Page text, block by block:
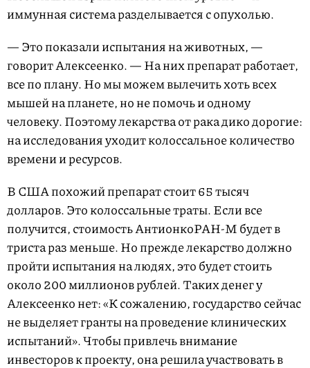
иммунная система разделывается с опухолью.
— Это показали испытания на животных, —
говорит Алексеенко. — На них препарат работает,
все по плану. Но мы можем вылечить хоть всех
мышей на планете, но не помочь и одному
человеку. Поэтому лекарства от рака дико дорогие:
на исследования уходит колоссальное количество
времени и ресурсов.
В США похожий препарат стоит 65 тысяч
долларов. Это колоссальные траты. Если все
получится, стоимость АнтионкоРАН-М будет в
триста раз меньше. Но прежде лекарство должно
пройти испытания на людях, это будет стоить
около 200 миллионов рублей. Таких денег у
Алексеенко нет: «К сожалению, государство сейчас
не выделяет гранты на проведение клинических
испытаний». Чтобы привлечь внимание
инвесторов к проекту, она решила участвовать в